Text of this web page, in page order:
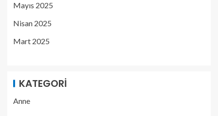
Mayıs 2025
Nisan 2025
Mart 2025
KATEGORI
Anne